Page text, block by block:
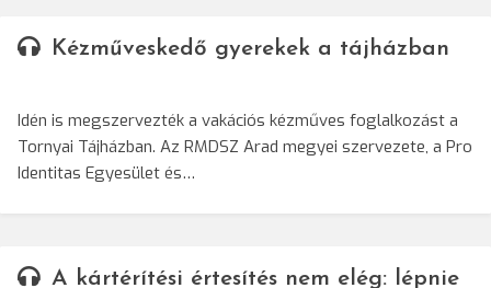
Kézműveskedő gyerekek a tájházban
Idén is megszervezték a vakációs kézműves foglalkozást a
Tornyai Tájházban. Az RMDSZ Arad megyei szervezete, a Pro
Identitas Egyesület és…
A kártérítési értesítés nem elég: lépnie